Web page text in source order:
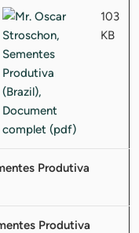
103
KB
Produtiva
Produtiva